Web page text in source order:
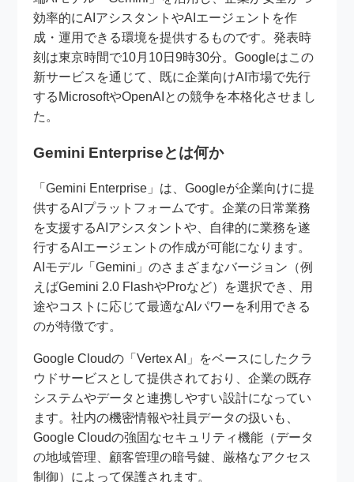
効率的にAIアシスタントやAIエージェントを作
成・運用できる環境を提供するものです。発表時
刻は東京時間で10月10日9時30分。Googleはこの
新サービスを通じて、既に企業向けAI市場で先行
するMicrosoftやOpenAIとの競争を本格化させまし
た。
Gemini Enterpriseとは何か
「Gemini Enterprise」は、Googleが企業向けに提
供するAIプラットフォームです。企業の日常業務
を支援するAIアシスタントや、自律的に業務を遂
行するAIエージェントの作成が可能になります。
AIモデル「Gemini」のさまざまなバージョン（例
えばGemini 2.0 FlashやProなど）を選択でき、用
途やコストに応じて最適なAIパワーを利用できる
のが特徴です。
Google Cloudの「Vertex AI」をベースにしたクラ
ウドサービスとして提供されており、企業の既存
システムやデータと連携しやすい設計になってい
ます。社内の機密情報や社員データの扱いも、
Google Cloudの強固なセキュリティ機能（データ
の地域管理、顧客管理の暗号鍵、厳格なアクセス
制御）によって保護されます。